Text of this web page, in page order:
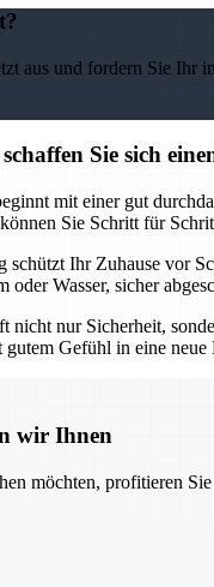
aus und fordern Sie Ihr
Sie sich
mit einer gut
Sie Schritt für
schützt Ihr Zuhause vor
oder Wasser, sicher
nicht nur Sicherheit,
Gefühl in eine neue
wir Ihnen
möchten, profitieren